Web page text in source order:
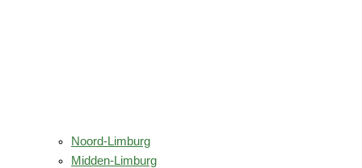
Noord-Limburg
Midden-Limburg